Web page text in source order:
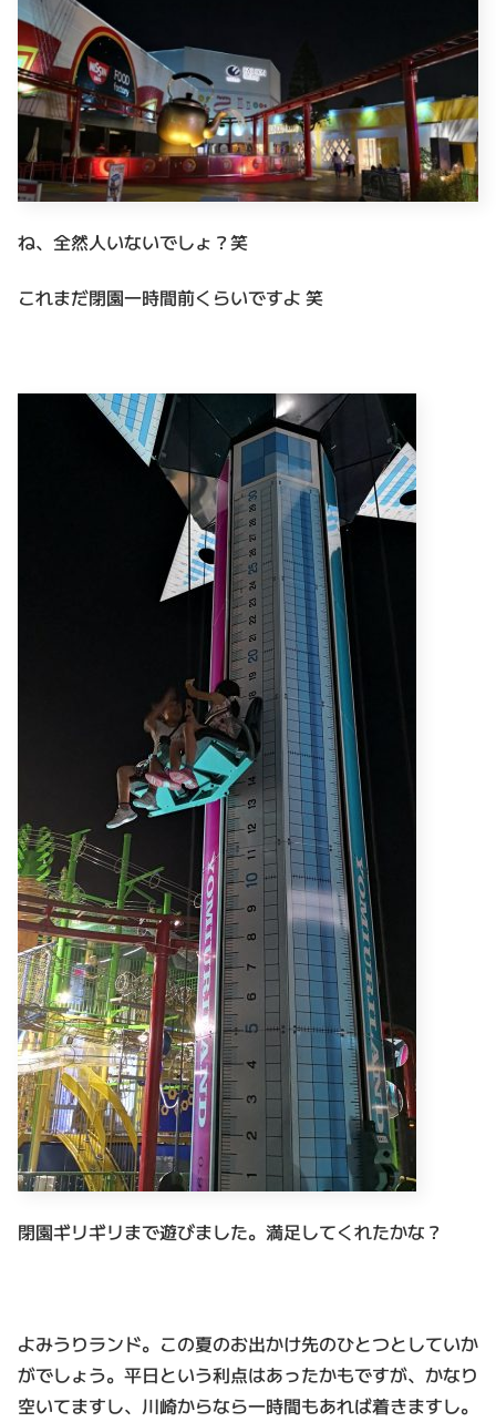
ね、全然人いないでしょ？笑
これまだ閉園一時間前くらいですよ 笑
閉園ギリギリまで遊びました。満足してくれたかな？
よみうりランド。この夏のお出かけ先のひとつとしていか
がでしょう。平日という利点はあったかもですが、かなり
空いてますし、川崎からなら一時間もあれば着きますし。